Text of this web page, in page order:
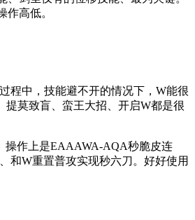
作高低。
程中，技能避不开的情况下，W能很
提莫致盲、蛮王大招、开启W都是很
作上是EAAAWA-AQA秒脆皮连
和W重置普攻实现秒六刀。好好使用